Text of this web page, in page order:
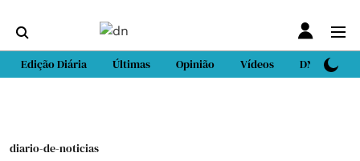
Edição Diária Últimas Opinião Vídeos DN Sport
diario-de-noticias